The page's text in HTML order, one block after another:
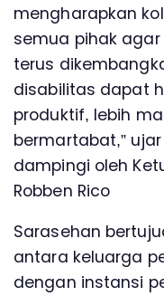
mengharapkan
semua pihak
terus
disabilitas dapat
produktif, lebih
bermartabat,”
dampingi oleh
Robben Rico
Sarasehan
antara keluarga
dengan instansi